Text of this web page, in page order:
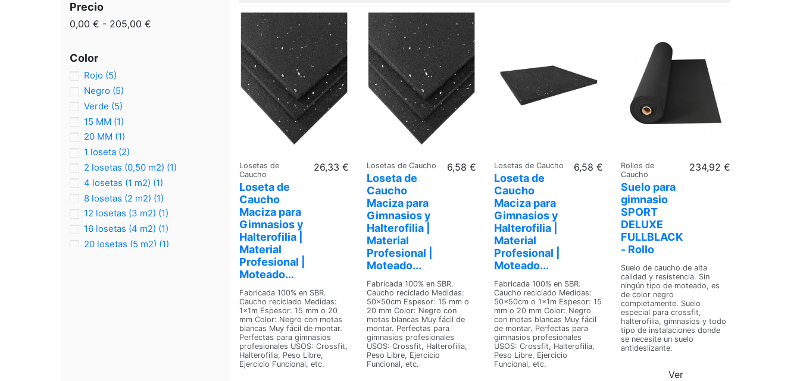
Losetas de
Caucho
Loseta de
Caucho
Maciza para
Gimnasios y
Halterofilia |
Material
Profesional |
Moteado...
26,33 €
Fabricada 100% en SBR.
Caucho reciclado Medidas:
1x1m Espesor: 15 mm o 20
mm Color: Negro con motas
blancas Muy fácil de montar.
Perfectas para gimnasios
profesionales USOS: Crossfit,
Halterofilia, Peso Libre,
Ejercicio Funcional, etc.
Losetas de Caucho
Loseta de
Caucho
Maciza para
Gimnasios y
Halterofilia |
Material
Profesional |
Moteado...
6,58 €
Fabricada 100% en SBR.
Caucho reciclado Medidas:
50x50cm Espesor: 15 mm o
20 mm Color: Negro con
motas blancas Muy fácil de
montar. Perfectas para
gimnasios profesionales
USOS: Crossfit, Halterofilia,
Peso Libre, Ejercicio
Funcional, etc.
Losetas de Caucho
Loseta de
Caucho
Maciza para
Gimnasios y
Halterofilia |
Material
Profesional |
Moteado...
6,58 €
Fabricada 100% en SBR.
Caucho reciclado Medidas:
50x50cm o 1x1m Espesor: 15
mm o 20 mm Color: Negro
con motas blancas Muy fácil
de montar. Perfectas para
gimnasios profesionales
USOS: Crossfit, Halterofilia,
Peso Libre, Ejercicio
Funcional, etc.
Rollos de
Caucho
Suelo para
gimnasio
SPORT
DELUXE
FULLBLACK
- Rollo
234,92 €
Suelo de caucho de alta
calidad y resistencia. Sin
ningún tipo de moteado, es
de color negro
completamente. Suelo
especial para crossfit,
halterofilia, gimnasios y todo
tipo de instalaciones donde
se necesite un suelo
antideslizante.
Ver
Precio
0,00 € - 205,00 €
Color
Rojo (5)
Negro (5)
Verde (5)
15 MM (1)
20 MM (1)
1 loseta (2)
2 losetas (0,50 m2) (1)
4 losetas (1 m2) (1)
8 losetas (2 m2) (1)
12 losetas (3 m2) (1)
16 losetas (4 m2) (1)
20 losetas (5 m2) (1)